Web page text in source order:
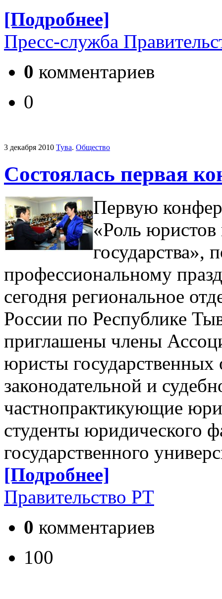
[Подробнее]
Пресс-служба
0 комментариев
0
3 декабря 2010 Тува. Общество
Состоялась первая
Первую
«Роль
государства»,
профессиональному
сегодня региональное
России по Республике
приглашены члены
юристы государственных
законодательной и
частнопрактикующие
студенты юридического
государственного
[Подробнее]
Правительство РТ
0 комментариев
100